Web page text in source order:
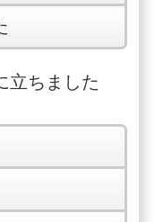
立ちました